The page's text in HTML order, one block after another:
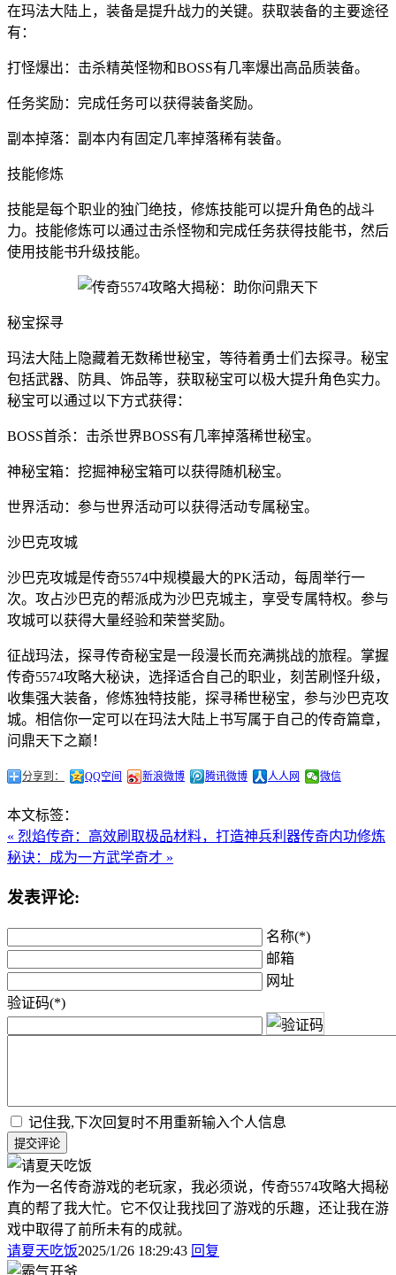
在玛法大陆上，装备是提升战力的关键。获取装备的主要途径
有：
打怪爆出：击杀精英怪物和BOSS有几率爆出高品质装备。
任务奖励：完成任务可以获得装备奖励。
副本掉落：副本内有固定几率掉落稀有装备。
技能修炼
技能是每个职业的独门绝技，修炼技能可以提升角色的战斗
力。技能修炼可以通过击杀怪物和完成任务获得技能书，然后
使用技能书升级技能。
秘宝探寻
玛法大陆上隐藏着无数稀世秘宝，等待着勇士们去探寻。秘宝
包括武器、防具、饰品等，获取秘宝可以极大提升角色实力。
秘宝可以通过以下方式获得：
BOSS首杀：击杀世界BOSS有几率掉落稀世秘宝。
神秘宝箱：挖掘神秘宝箱可以获得随机秘宝。
世界活动：参与世界活动可以获得活动专属秘宝。
沙巴克攻城
沙巴克攻城是传奇5574中规模最大的PK活动，每周举行一
次。攻占沙巴克的帮派成为沙巴克城主，享受专属特权。参与
攻城可以获得大量经验和荣誉奖励。
征战玛法，探寻传奇秘宝是一段漫长而充满挑战的旅程。掌握
传奇5574攻略大秘诀，选择适合自己的职业，刻苦刷怪升级，
收集强大装备，修炼独特技能，探寻稀世秘宝，参与沙巴克攻
城。相信你一定可以在玛法大陆上书写属于自己的传奇篇章，
问鼎天下之巅！
分享到： QQ空间 新浪微博 腾讯微博 人人网 微信
本文标签：
« 烈焰传奇：高效刷取极品材料，打造神兵利器传奇内功修炼
秘诀：成为一方武学奇才 »
发表评论:
名称(*)
邮箱
网址
验证码(*)
记住我,下次回复时不用重新输入个人信息
提交评论
作为一名传奇游戏的老玩家，我必须说，传奇5574攻略大揭秘
真的帮了我大忙。它不仅让我找回了游戏的乐趣，还让我在游
戏中取得了前所未有的成就。
请夏天吃饭2025/1/26 18:29:43 回复